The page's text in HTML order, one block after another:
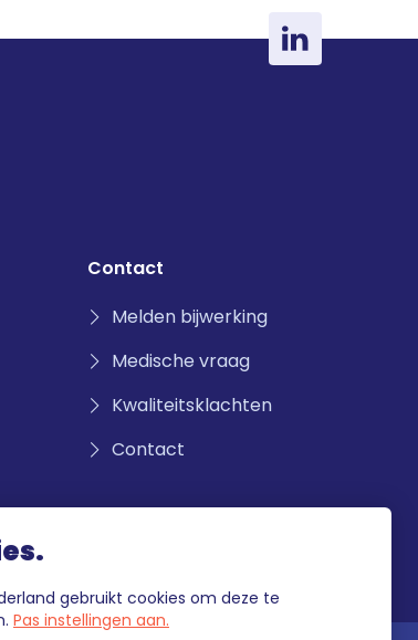
Contact
Melden bijwerking
Medische vraag
Kwaliteitsklachten
Contact
gebruikt cookies om deze te
Pas instellingen aan.